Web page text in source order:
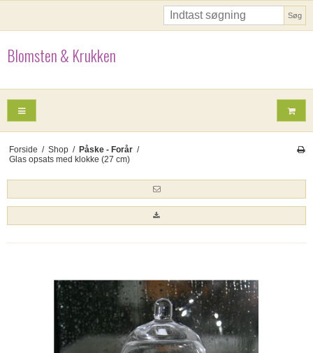
Søg
Blomsten & Krukken
Forside / Shop / Påske - Forår /
Glas opsats med klokke (27 cm)